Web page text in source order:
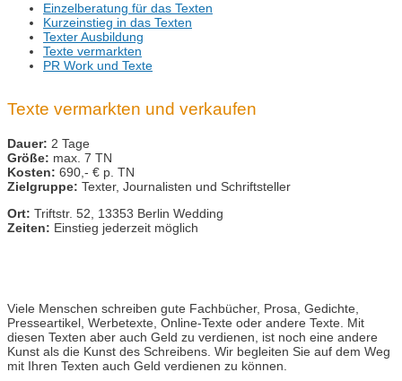
Einzelberatung für das Texten
Kurzeinstieg in das Texten
Texter Ausbildung
Texte vermarkten
PR Work und Texte
Texte vermarkten und verkaufen
Dauer: 2 Tage
Größe: max. 7 TN
Kosten: 690,- € p. TN
Zielgruppe: Texter, Journalisten und Schriftsteller
Ort: Triftstr. 52, 13353 Berlin Wedding
Zeiten: Einstieg jederzeit möglich
Viele Menschen schreiben gute Fachbücher, Prosa, Gedichte,
Presseartikel, Werbetexte, Online-Texte oder andere Texte. Mit
diesen Texten aber auch Geld zu verdienen, ist noch eine andere
Kunst als die Kunst des Schreibens. Wir begleiten Sie auf dem Weg
mit Ihren Texten auch Geld verdienen zu können.